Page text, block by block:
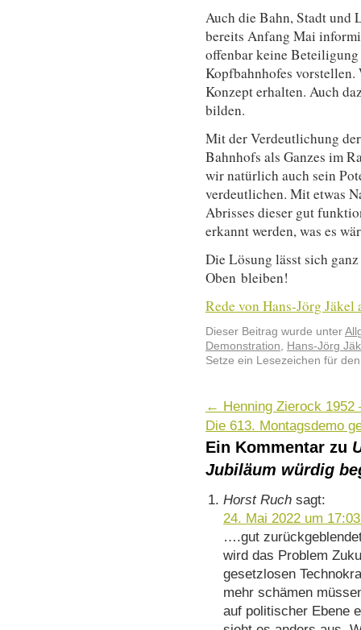
Auch die Bahn, Stadt und
bereits Anfang Mai
offenbar keine
Kopfbahnhofes
Konzept erhalten. Auch
bilden.
Mit der Verdeutlichung
Bahnhofs als Ganzes im
wir natürlich auch sein
verdeutlichen. Mit etwas
Abrisses dieser gut
erkannt werden, was es
Die Lösung lässt sich
Oben bleiben!
Rede von Hans-Jörg
Dieser Beitrag wurde unter
Demonstration, Hans-Jörg
Setze ein Lesezeichen für
← Henning Zierock 1952
Die 613. Montagsdemo
Ein Kommentar zu
Jubiläum würdig
Horst Ruch sagt:
24. Mai 2022 um
….gut
wird das Problem
gesetzlosen
mehr schämen
auf politischer Ebene